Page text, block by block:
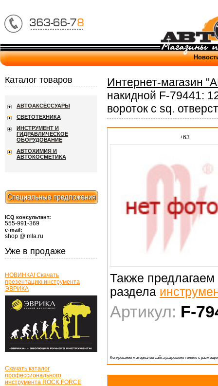
Интернет-магазин
накидной F-79441:
вороток с sq.
+63
Также
раздела
Артикул: F-
Копирование материалов сайта разрешено только с
Каталог товаров
АВТОАКСЕССУАРЫ
СВЕТОТЕХНИКА
ИНСТРУМЕНТ И
ГИДРАВЛИЧЕСКОЕ
ОБОРУДОВАНИЕ
АВТОХИМИЯ И
АВТОКОСМЕТИКА
ICQ консультант:
555-991-369
e-mail:
shop @ mla.ru
Уже в продаже
НОВИНКА! Скачать
презентацию инструмента
ЭВРИКА
Скачать каталог
профессионального
инструмента ROCK FORCE